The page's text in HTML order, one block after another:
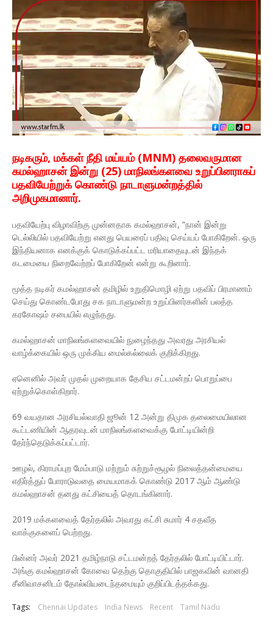
நடிகரும், மக்கள் நீதி மய்யம் (MNM) தலைவருமான
கமல்ஹாசன் இன்று (25) மாநிலங்களவை உறுப்பினராகப்
பதவியேற்றுக் கொண்டு நாடாளுமன்றத்தில்
அறிமுகமானார்.
பதவியேற்பு விழாவிற்கு முன்னதாக கமல்ஹாசன், “நான் இன்று
டெல்லியில் பதவியேற்று எனது பெயரைப் பதிவு செய்யப் போகிறேன். ஒரு
இந்தியனாக எனக்குக் கொடுக்கப்பட்ட மரியாதையுடன் இந்தக்
கடமையை நிறைவேற்றப் போகிறேன் என்று கூறினார்.
மூத்த நடிகர் கமல்ஹாசன் தமிழில் உறுதிமொழி ஏற்று பதவிப் பிரமாணம்
செய்து கொண்டபோது சக நாடாளுமன்ற உறுப்பினர்களின் பலத்த
கரகோஷம் சபையில் எழுந்தது.
கமல்ஹாசன் மாநிலங்களவையில் நுழைந்தது அவரது அரசியல்
வாழ்க்கையில் ஒரு முக்கிய மைல்கல்லைக் குறிக்கிறது.
ஏனெனில் அவர் முதல் முறையாக தேசிய சட்டமன்றப் பொறுப்பை
ஏற்றுக்கொள்கிறார்.
69 வயதான அரசியல்வாதி ஜூன் 12 அன்று திமுக தலைமையிலான
கூட்டணியின் ஆதரவுடன் மாநிலங்களவைக்கு போட்டியின்றி
தேர்ந்தெடுக்கப்பட்டார்.
ஊழல், கிராமப்புற மேம்பாடு மற்றும் சுற்றுச்சூழல் நிலைத்தன்மையை
எதிர்த்துப் போராடுவதை மையமாகக் கொண்டு 2017 ஆம் ஆண்டு
கமல்ஹாசன் தனது கட்சியைத் தொடங்கினார்.
2019 மக்களவைத் தேர்தலில் அவரது கட்சி சுமார் 4 சதவீத
வாக்குகளைப் பெற்றது.
பின்னர் அவர் 2021 தமிழ்நாடு சட்டமன்றத் தேர்தலில் போட்டியிட்டார்.
அங்கு கமல்ஹாசன் கோவை தெற்கு தொகுதியில் பாஜகவின் வானதி
சீனிவாசனிடம் தோல்வியடைந்தமையும் குறிப்பிடத்தக்கது.
Tags: Chennai Updates India News Recent Tamil Nadu